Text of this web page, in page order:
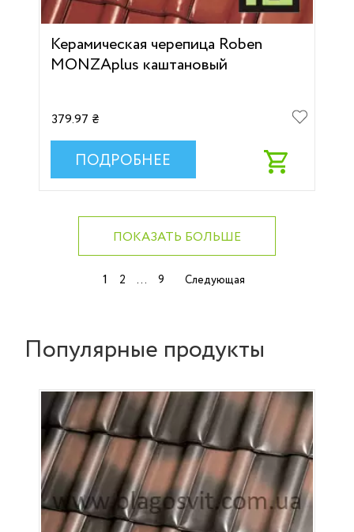
Керамическая черепица Roben
MONZAplus каштановый
379.97 ₴
ПОДРОБНЕЕ
ПОКАЗАТЬ БОЛЬШЕ
Навигация
1 2 … 9 Следующая
Популярные продукты